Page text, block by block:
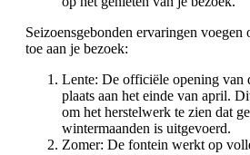
Seizoensgebonden ervaringen voegen
toe aan je bezoek:
Lente: De officiële opening van
plaats aan het einde van april.
om het herstelwerk te zien dat
wintermaanden is uitgevoerd.
Zomer: De fontein werkt op